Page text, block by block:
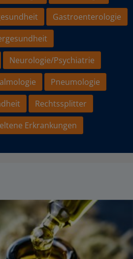
Gastroenterologie
Neurologie/Psychiatrie
Pneumologie
Rechtssplitter
Erkrankungen